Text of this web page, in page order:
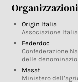
Origin Italia
Associazione
Federdoc
Confederazione
delle
Masaf
Ministero